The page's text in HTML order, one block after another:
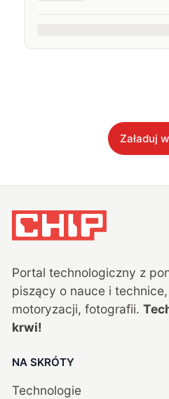
Załaduj
Portal technologiczny z
piszący o nauce i
motoryzacji, fotografii.
krwi!
NA SKRÓTY
Technologie